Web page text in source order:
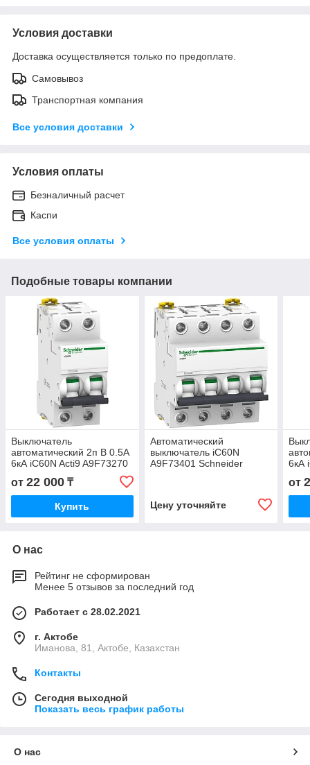
Условия доставки
Доставка осуществляется только по предоплате.
Самовывоз
Транспортная компания
Все условия доставки
Условия оплаты
Безналичный расчет
Каспи
Все условия оплаты
Подобные товары компании
Выключатель
автоматический 2п B 0.5А
6кА iC60N Acti9 A9F73270
от 22 000 ₸
Купить
Автоматический
выключатель iC60N
A9F73401 Schneider
Цену уточняйте
6кА
от
О нас
Рейтинг не сформирован
Менее 5 отзывов за последний год
Работает с 28.02.2021
г. Актобе
Иманова, 81, Актобе, Казахстан
Контакты
Сегодня выходной
Показать весь график работы
О нас